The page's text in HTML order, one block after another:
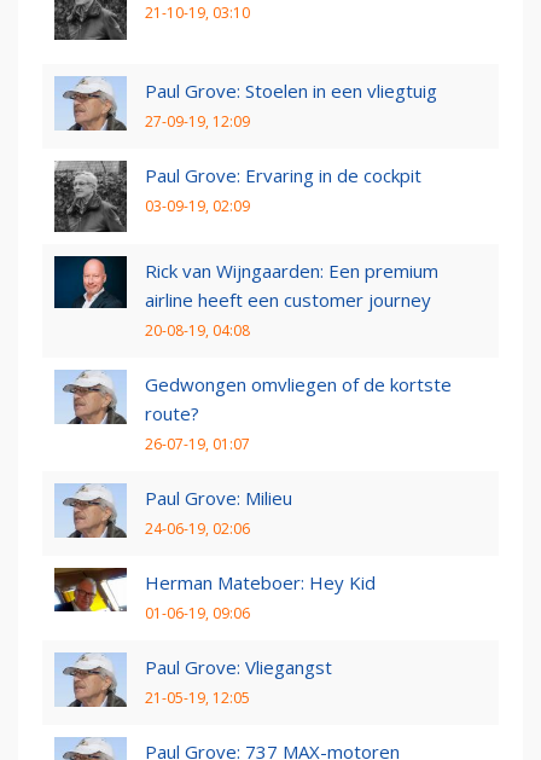
21-10-19, 03:10
Paul Grove: Stoelen in een vliegtuig
27-09-19, 12:09
Paul Grove: Ervaring in de cockpit
03-09-19, 02:09
Rick van Wijngaarden: Een premium
airline heeft een customer journey
20-08-19, 04:08
Gedwongen omvliegen of de kortste
route?
26-07-19, 01:07
Paul Grove: Milieu
24-06-19, 02:06
Herman Mateboer: Hey Kid
01-06-19, 09:06
Paul Grove: Vliegangst
21-05-19, 12:05
Paul Grove: 737 MAX-motoren